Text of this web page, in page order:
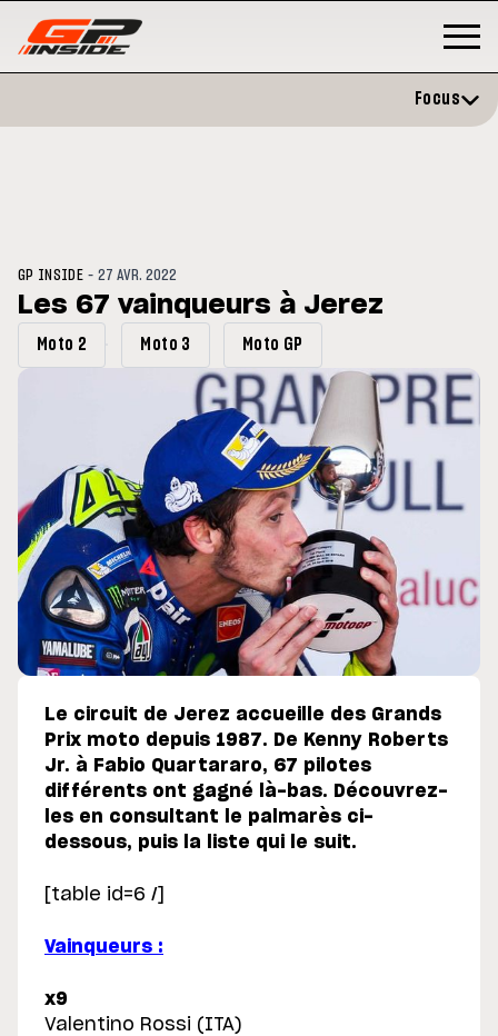
: Horaires et
MOTO GP
Zarco évite l'opération et vise
retour en septembre
Focus
GP INSIDE -27 AVR. 2022
Les 67 vainqueurs à Jerez
Moto 2 Moto 3 Moto GP
Le circuit de Jerez accueille des Grands
Prix moto depuis 1987. De Kenny Roberts
Jr. à Fabio Quartararo, 67 pilotes
différents ont gagné là-bas. Découvrez-
les en consultant le palmarès ci-
dessous, puis la liste qui le suit.
[table id=6 /]
Vainqueurs :
x9
Valentino Rossi (ITA)